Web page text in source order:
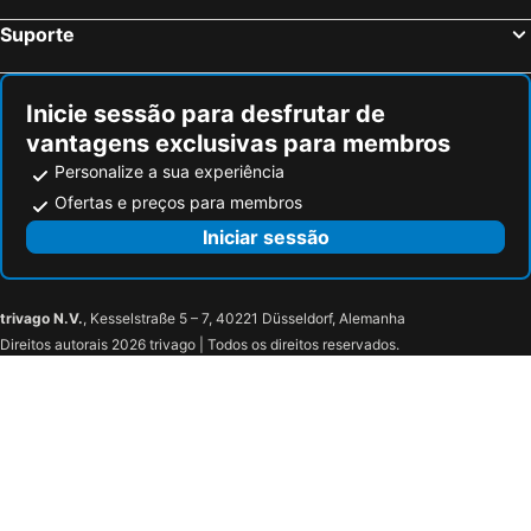
Suporte
Inicie sessão para desfrutar de
vantagens exclusivas para membros
Personalize a sua experiência
Ofertas e preços para membros
Iniciar sessão
trivago N.V., Kesselstraße 5 – 7, 40221 Düsseldorf, Alemanha
Direitos autorais 2026 trivago | Todos os direitos reservados.